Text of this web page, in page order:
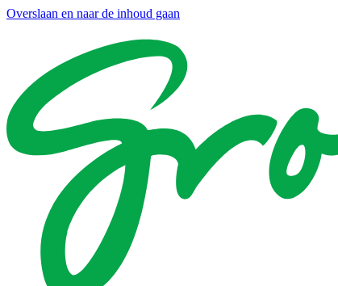
Overslaan en naar de inhoud gaan